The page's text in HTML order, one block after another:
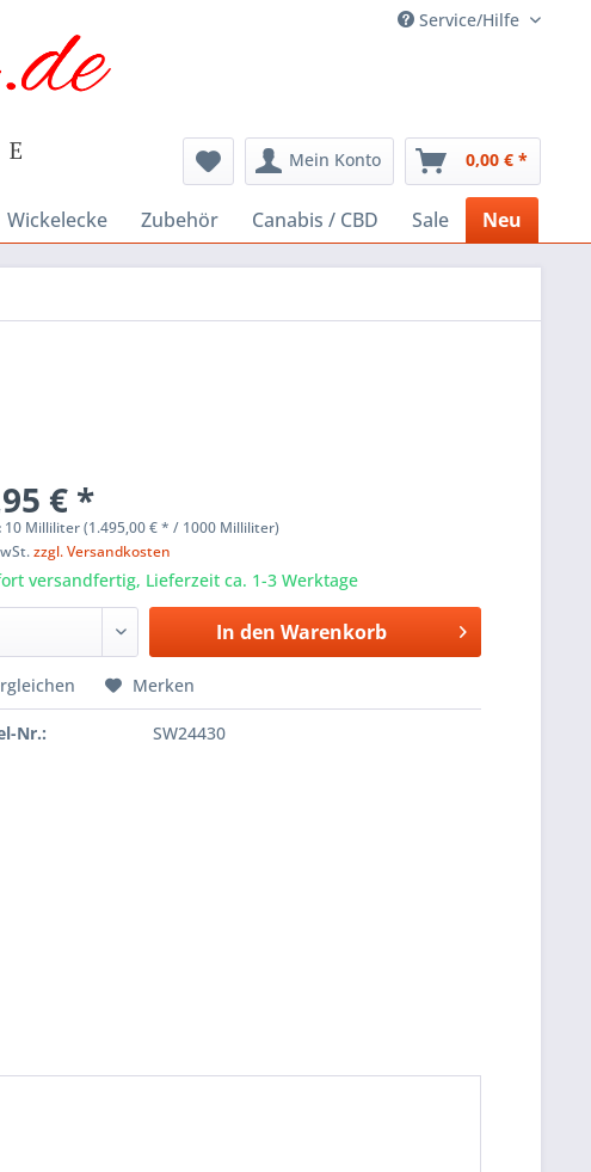
Service/Hilfe
Mein Konto 0,00 € *
Wickelecke Zubehör Canabis / CBD Sale Neu
€ *
10 Milliliter (1.495,00 € * / 1000 Milliliter)
zzgl. Versandkosten
versandfertig, Lieferzeit ca. 1-3 Werktage
In den Warenkorb
Merken
Nr.: SW24430